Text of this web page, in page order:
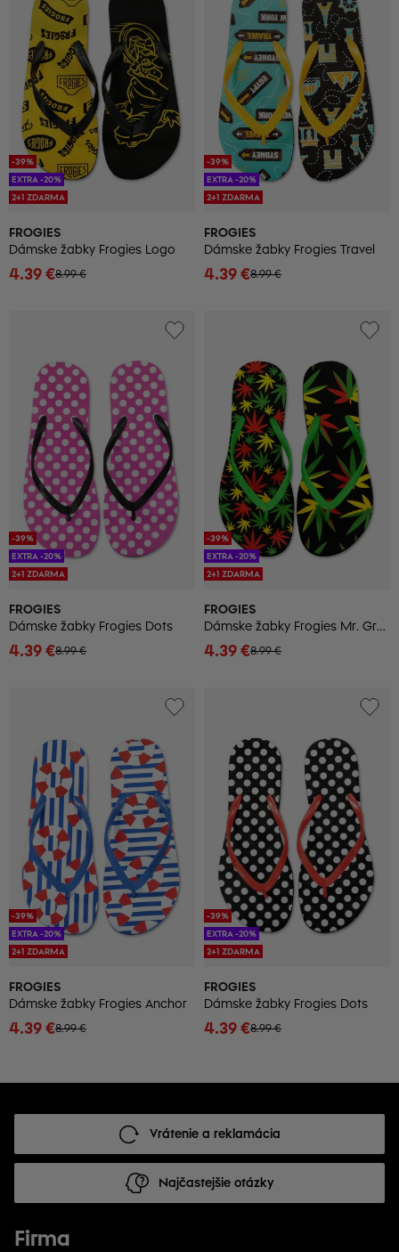
FROGIES
Dámske žabky Frogies Logo
8.99 €
4.39 €
-39%
EXTRA -20%
2+1 ZDARMA
FROGIES
Dámske žabky Frogies Travel
8.99 €
4.39 €
-39%
EXTRA -20%
2+1 ZDARMA
FROGIES
Dámske žabky Frogies Dots
8.99 €
4.39 €
-39%
EXTRA -20%
2+1 ZDARMA
FROGIES
Dámske žabky Frogies Mr. Green
8.99 €
4.39 €
-39%
EXTRA -20%
2+1 ZDARMA
FROGIES
Dámske žabky Frogies Anchor
8.99 €
4.39 €
-39%
EXTRA -20%
2+1 ZDARMA
FROGIES
Dámske žabky Frogies Dots
8.99 €
4.39 €
-39%
EXTRA -20%
2+1 ZDARMA
Vrátenie a reklamácia
Najčastejšie otázky
Firma